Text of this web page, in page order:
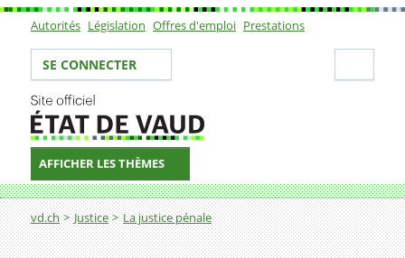
Sous-navigation
Autorités Législation Offres d'emploi Prestations
Votre identité
SE CONNECTER
AFFICHER LES THÈMES
Fil d'Ariane
vd.ch Justice La justice pénale
Que se passe-t-il après le dépôt d'une plainte pénale?